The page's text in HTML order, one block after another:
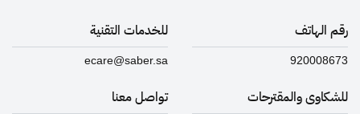
رقم الهاتف
920008673
للخدمات التقنية
ecare@saber.sa
للشكاوى والمقترحات تواصل معنا